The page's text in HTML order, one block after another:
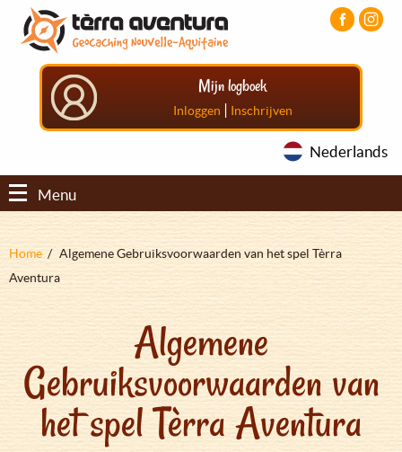
Overslaan
naar
Aller
menu
principal
Aller
pied
Mijn logboek
Inloggen | Inschrijven
Nederlands
Menu
Kruimelpad
Home
Algemene Gebruiksvoorwaarden van het spel Tèrra
Aventura
Algemene
Gebruiksvoorwaarden van
het spel Tèrra Aventura